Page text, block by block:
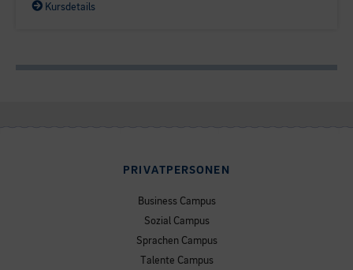
Kursdetails
PRIVATPERSONEN
Business Campus
Sozial Campus
Sprachen Campus
Talente Campus